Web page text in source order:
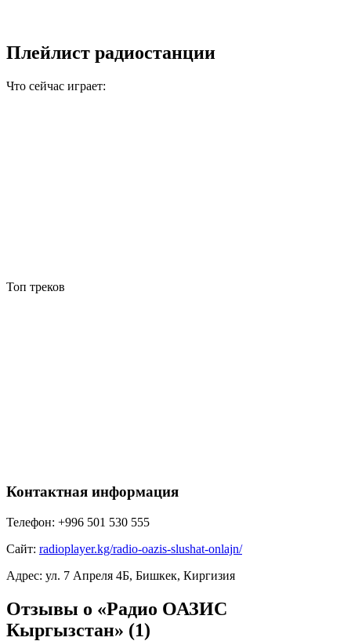
Плейлист радиостанции
Что сейчас играет:
Топ треков
Контактная информация
Телефон: +996 501 530 555
Сайт: radioplayer.kg/radio-oazis-slushat-onlajn/
Адрес: ул. 7 Апреля 4Б, Бишкек, Киргизия
Отзывы о «Радио ОАЗИС
Кыргызстан» (1)